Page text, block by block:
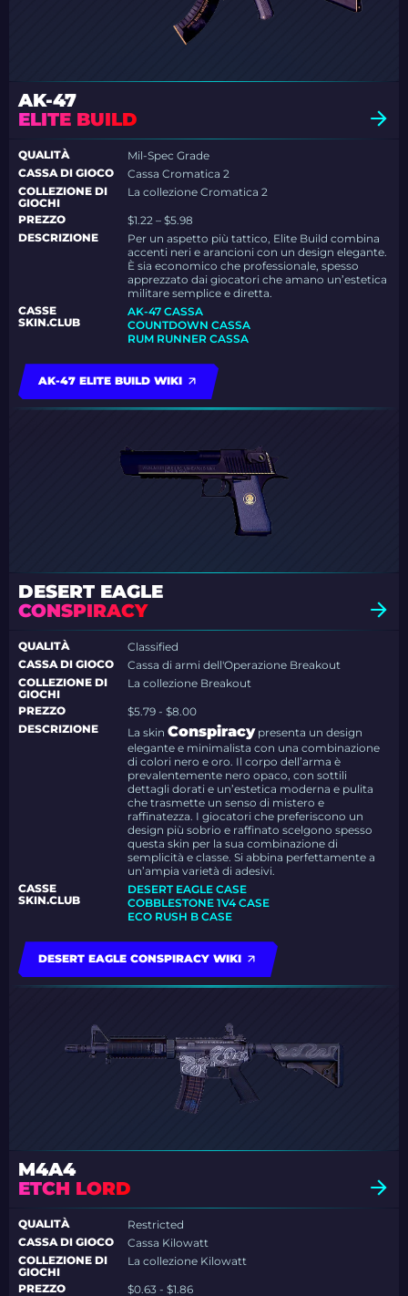
AK-47
ELITE BUILD
QUALITÀ
Mil-Spec Grade
CASSA DI GIOCO
Cassa Cromatica 2
COLLEZIONE DI
GIOCHI
La collezione Cromatica 2
PREZZO
$1.22 – $5.98
DESCRIZIONE
Per un aspetto più tattico, Elite Build combina
accenti neri e arancioni con un design elegante.
È sia economico che professionale, spesso
apprezzato dai giocatori che amano un’estetica
militare semplice e diretta.
CASSE
SKIN.CLUB
AK-47 CASSA
COUNTDOWN CASSA
RUM RUNNER CASSA
AK-47 ELITE BUILD WIKI
DESERT EAGLE
CONSPIRACY
QUALITÀ
Classified
CASSA DI GIOCO
Cassa di armi dell'Operazione Breakout
COLLEZIONE DI
GIOCHI
La collezione Breakout
PREZZO
$5.79 - $8.00
DESCRIZIONE
La skinConspiracypresenta un design
elegante e minimalista con una combinazione
di colori nero e oro. Il corpo dell’arma è
prevalentemente nero opaco, con sottili
dettagli dorati e un’estetica moderna e pulita
che trasmette un senso di mistero e
raffinatezza. I giocatori che preferiscono un
design più sobrio e raffinato scelgono spesso
questa skin per la sua combinazione di
semplicità e classe. Si abbina perfettamente a
un’ampia varietà di adesivi.
CASSE
SKIN.CLUB
DESERT EAGLE CASE
COBBLESTONE 1V4 CASE
ECO RUSH B CASE
DESERT EAGLE CONSPIRACY WIKI
M4A4
ETCH LORD
QUALITÀ
Restricted
CASSA DI GIOCO
Cassa Kilowatt
COLLEZIONE DI
GIOCHI
La collezione Kilowatt
PREZZO
$0.63 - $1.86